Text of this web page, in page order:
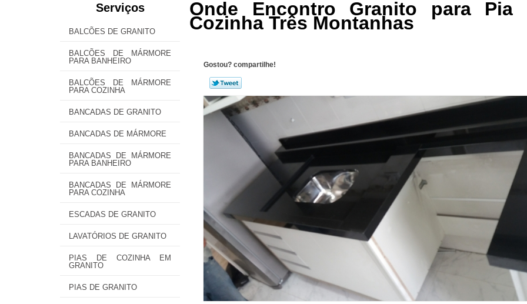
Serviços
BALCÕES DE GRANITO
BALCÕES DE MÁRMORE
PARA BANHEIRO
BALCÕES DE MÁRMORE
PARA COZINHA
BANCADAS DE GRANITO
BANCADAS DE MÁRMORE
BANCADAS DE MÁRMORE
PARA BANHEIRO
BANCADAS DE MÁRMORE
PARA COZINHA
ESCADAS DE GRANITO
LAVATÓRIOS DE GRANITO
PIAS DE COZINHA EM
GRANITO
PIAS DE GRANITO
Onde Encontro Granito para Pia
Cozinha Três Montanhas
Gostou? compartilhe!